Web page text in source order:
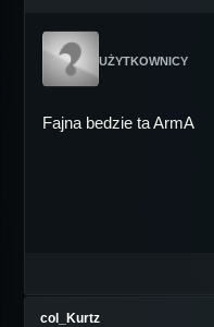
UŻYTKOWNICY
Fajna bedzie ta ArmA
col_Kurtz